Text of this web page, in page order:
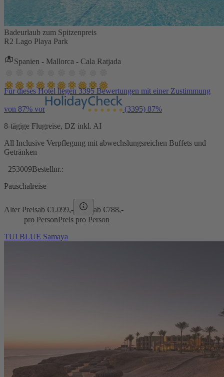
Badeurlaub zum Spitzenpreis
R2 Lago Playa Park
Spanien - Mallorca - Cala Ratjada
Für dieses Hotel liegen 3395 Bewertungen mit einer Zustimmung
von 87% vor (3395) 87%
8-tägige Flugreise, DZ inkl. AI
All Inclusive Verpflegung mit abwechslungsreichen Buffets und
Getränken
253009Bestellnr.:
Pauschalreise
Alter Preisab €1.099,- ab €788,-
pro PersonPreis pro Person
TUI BLUE Samaya